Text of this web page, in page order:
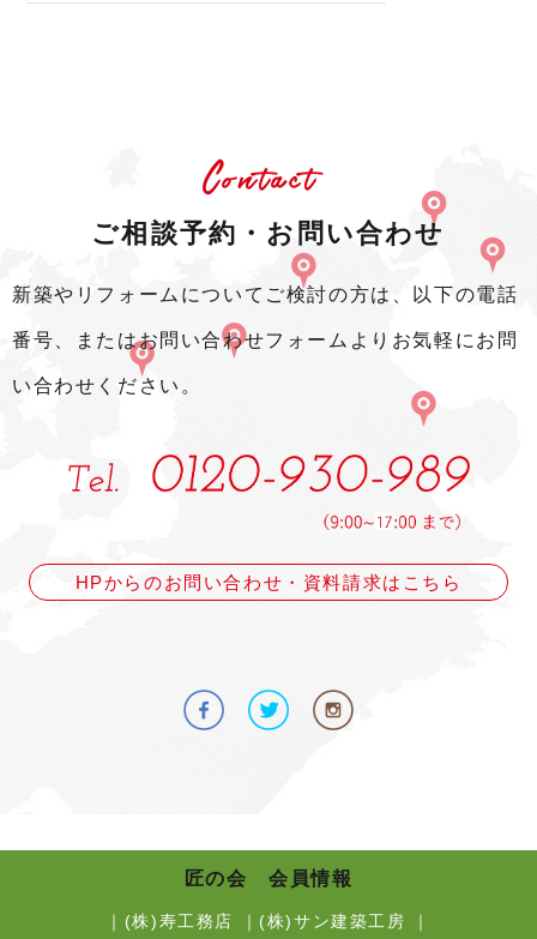
Contact
ご相談予約・お問い合わせ
新築やリフォームについてご検討の方は、以下の電話
番号、またはお問い合わせフォームよりお気軽にお問
い合わせください。
HPからのお問い合わせ・資料請求はこちら
匠の会 会員情報
｜ (株)寿工務店 ｜ (株)サン建築工房 ｜